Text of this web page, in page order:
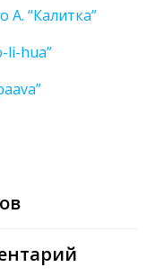
А. “Калитка”
li-hua”